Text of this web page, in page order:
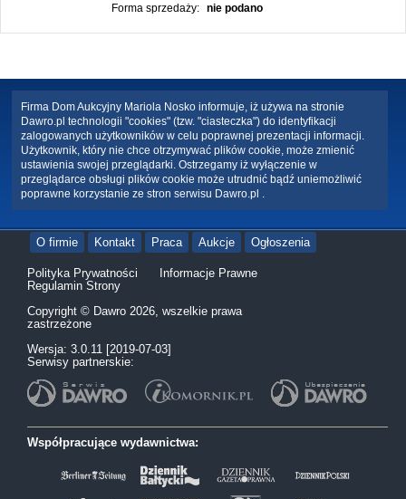
Forma sprzedaży:
nie podano
Firma Dom Aukcyjny Mariola Nosko informuje, iż używa na stronie
Dawro.pl technologii "cookies" (tzw. "ciasteczka") do identyfikacji
zalogowanych użytkowników w celu poprawnej prezentacji informacji.
Użytkownik, który nie chce otrzymywać plików cookie, może zmienić
ustawienia swojej przeglądarki. Ostrzegamy iż wyłączenie w
przeglądarce obsługi plików cookie może utrudnić bądź uniemożliwić
poprawne korzystanie ze stron serwisu Dawro.pl .
O firmie Kontakt Praca Aukcje Ogłoszenia
Polityka Prywatności
Informacje Prawne
Regulamin Strony
Copyright © Dawro 2026, wszelkie prawa
zastrzeżone
Wersja: 3.0.11 [2019-07-03]
Serwisy partnerskie:
Współpracujące wydawnictwa: